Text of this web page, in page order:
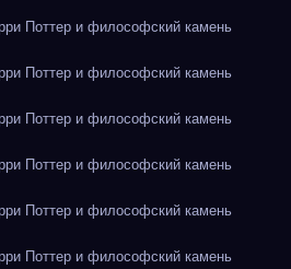
Поттер и философский камень
Поттер и философский камень
Поттер и философский камень
Поттер и философский камень
Поттер и философский камень
Поттер и философский камень